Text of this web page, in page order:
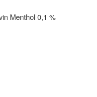
Menthol 0,1 %